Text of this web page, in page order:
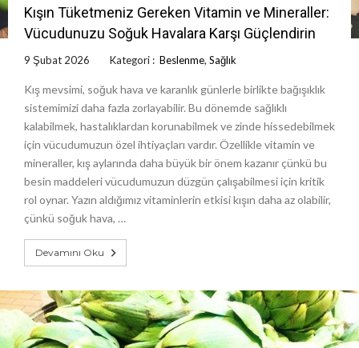
Kışın Tüketmeniz Gereken Vitamin ve Mineraller:
Vücudunuzu Soğuk Havalara Karşı Güçlendirin
9 Şubat 2026 Kategori : Beslenme, Sağlık
Kış mevsimi, soğuk hava ve karanlık günlerle birlikte bağışıklık
sistemimizi daha fazla zorlayabilir. Bu dönemde sağlıklı
kalabilmek, hastalıklardan korunabilmek ve zinde hissedebilmek
için vücudumuzun özel ihtiyaçları vardır. Özellikle vitamin ve
mineraller, kış aylarında daha büyük bir önem kazanır çünkü bu
besin maddeleri vücudumuzun düzgün çalışabilmesi için kritik
rol oynar. Yazın aldığımız vitaminlerin etkisi kışın daha az olabilir,
çünkü soğuk hava, …
Devamını Oku